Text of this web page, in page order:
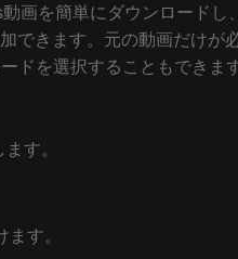
画を簡単にダウンロードし
できます。元の動画だけが
ドを選択することもできます
す。
す。